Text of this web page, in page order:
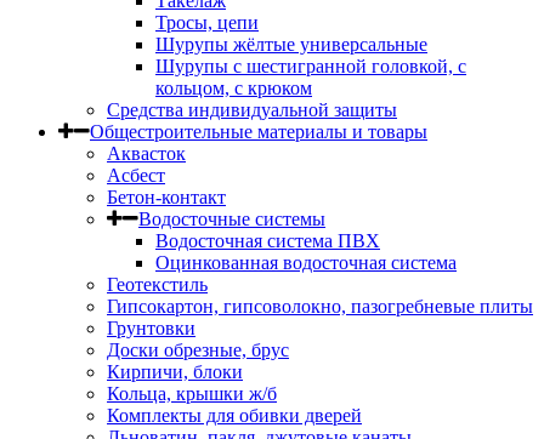
Тросы, цепи
Шурупы жёлтые универсальные
Шурупы с шестигранной головкой, с
кольцом, с крюком
Средства индивидуальной защиты
Общестроительные материалы и товары
Аквасток
Асбест
Бетон-контакт
Водосточные системы
Водосточная система ПВХ
Оцинкованная водосточная система
Геотекстиль
Гипсокартон, гипсоволокно, пазогребневые плиты
Грунтовки
Доски обрезные, брус
Кирпичи, блоки
Кольца, крышки ж/б
Комплекты для обивки дверей